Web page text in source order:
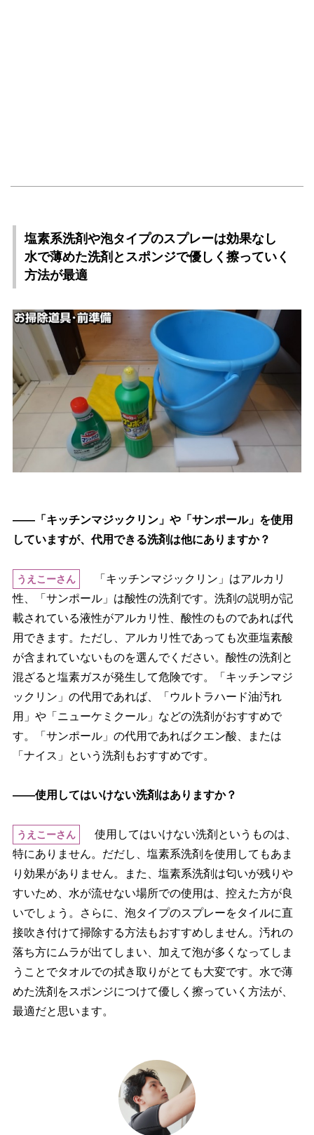
塩素系洗剤や泡タイプのスプレーは効果なし
水で薄めた洗剤とスポンジで優しく擦っていく
方法が最適
――「キッチンマジックリン」や「サンポール」を使用
していますが、代用できる洗剤は他にありますか？
うえこーさん
「キッチンマジックリン」はアルカリ
性、「サンポール」は酸性の洗剤です。洗剤の説明が記
載されている液性がアルカリ性、酸性のものであれば代
用できます。ただし、アルカリ性であっても次亜塩素酸
が含まれていないものを選んでください。酸性の洗剤と
混ざると塩素ガスが発生して危険です。「キッチンマジ
ックリン」の代用であれば、「ウルトラハード油汚れ
用」や「ニューケミクール」などの洗剤がおすすめで
す。「サンポール」の代用であればクエン酸、または
「ナイス」という洗剤もおすすめです。
――使用してはいけない洗剤はありますか？
うえこーさん
使用してはいけない洗剤というものは、
特にありません。だだし、塩素系洗剤を使用してもあま
り効果がありません。また、塩素系洗剤は匂いが残り
すいため、水が流せない場所での使用は、控えた方が良
いでしょう。さらに、泡タイプのスプレーをタイルに直
接吹き付けて掃除する方法もおすすめしません。汚れの
落ち方にムラが出てしまい、加えて泡が多くなってしま
うことでタオルでの拭き取りがとても大変です。水で薄
めた洗剤をスポンジにつけて優しく擦っていく方法が、
最適だと思います。